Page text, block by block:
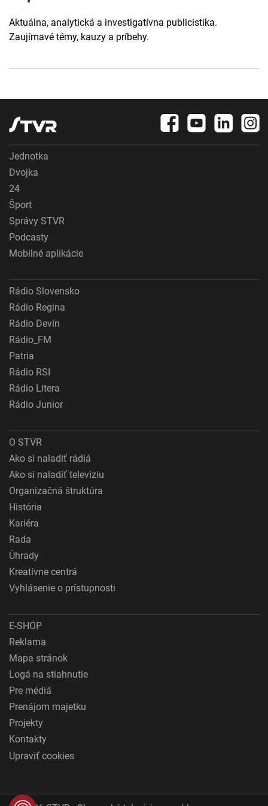
Aktuálna, analytická a investigatívna publicistika.
Zaujímavé témy, kauzy a príbehy.
Jednotka
Dvojka
24
Šport
Správy STVR
Podcasty
Mobilné aplikácie
Rádio Slovensko
Rádio Regina
Rádio Devín
Rádio_FM
Patria
Rádio RSI
Rádio Litera
Rádio Junior
O STVR
Ako si naladiť rádiá
Ako si naladiť televíziu
Organizačná štruktúra
História
Kariéra
Rada
Úhrady
Kreatívne centrá
Vyhlásenie o prístupnosti
E-SHOP
Reklama
Mapa stránok
Logá na stiahnutie
Pre médiá
Prenájom majetku
Projekty
Kontakty
Upraviť cookies